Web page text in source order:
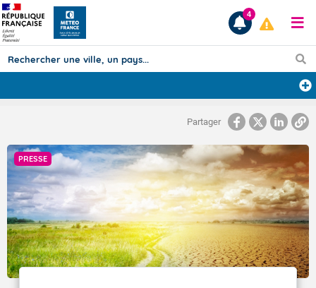
Prévisions
TOUS LES RÉSULTATS
Articles
4
Partager
PRESSE